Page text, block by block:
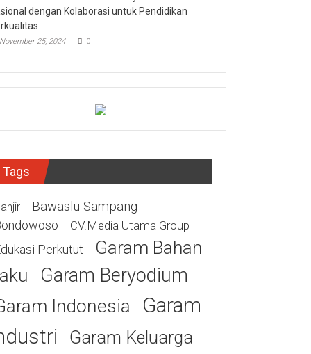
dengan Kolaborasi untuk Pendidikan
November 25, 2024 0
Tags
Bawaslu Sampang
CV.Media Utama Group
Perkutut
Garam Bahan
Garam Beryodium
Indonesia
Garam
Garam Keluarga